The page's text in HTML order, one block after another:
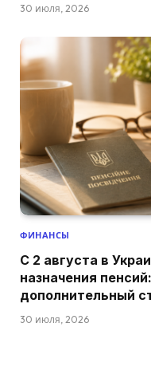
30 июля, 2026
ФИНАНСЫ
С 2 августа в
назначения
дополнительный
30 июля, 2026